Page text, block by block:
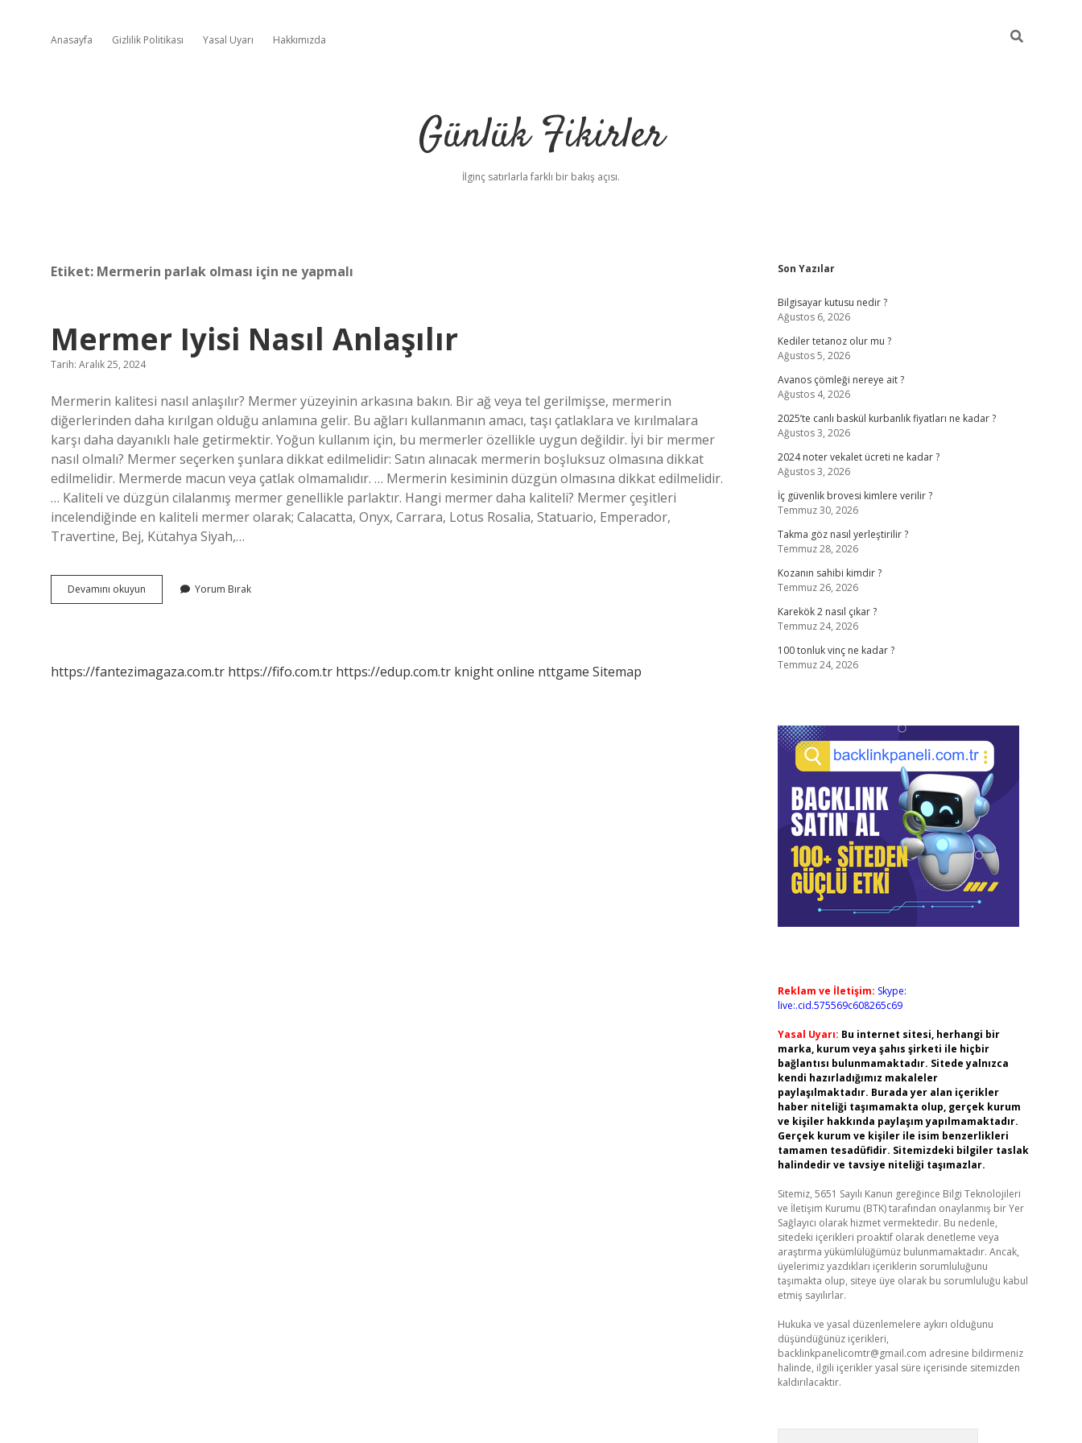
Anasayfa Gizlilik Politikası Yasal Uyarı Hakkımızda
Günlük Fikirler
İlginç satırlarla farklı bir bakış açısı.
Etiket: Mermerin parlak olması için ne yapmalı
Mermer Iyisi Nasıl Anlaşılır
Tarih: Aralık 25, 2024
Mermerin kalitesi nasıl anlaşılır? Mermer yüzeyinin arkasına bakın. Bir ağ veya tel gerilmişse, mermerin
diğerlerinden daha kırılgan olduğu anlamına gelir. Bu ağları kullanmanın amacı, taşı çatlaklara ve kırılmalara
karşı daha dayanıklı hale getirmektir. Yoğun kullanım için, bu mermerler özellikle uygun değildir. İyi bir mermer
nasıl olmalı? Mermer seçerken şunlara dikkat edilmelidir: Satın alınacak mermerin boşluksuz olmasına dikkat
edilmelidir. Mermerde macun veya çatlak olmamalıdır. … Mermerin kesiminin düzgün olmasına dikkat edilmelidir.
… Kaliteli ve düzgün cilalanmış mermer genellikle parlaktır. Hangi mermer daha kaliteli? Mermer çeşitleri
incelendiğinde en kaliteli mermer olarak; Calacatta, Onyx, Carrara, Lotus Rosalia, Statuario, Emperador,
Travertine, Bej, Kütahya Siyah,…
Devamını okuyun Mermer
Iyisi
Yorum Bırak
https://fantezimagaza.com.tr https://fifo.com.tr https://edup.com.tr knight online nttgame Sitemap
Sidebar
Son Yazılar
Bilgisayar kutusu nedir ?
Ağustos 6, 2026
Kediler tetanoz olur mu ?
Ağustos 5, 2026
Avanos çömleği nereye ait ?
Ağustos 4, 2026
2025’te canlı baskül kurbanlık fiyatları ne kadar ?
Ağustos 3, 2026
2024 noter vekalet ücreti ne kadar ?
Ağustos 3, 2026
İç güvenlik brovesi kimlere verilir ?
Temmuz 30, 2026
Takma göz nasıl yerleştirilir ?
Temmuz 28, 2026
Kozanın sahibi kimdir ?
Temmuz 26, 2026
Karekök 2 nasıl çıkar ?
Temmuz 24, 2026
100 tonluk vinç ne kadar ?
Temmuz 24, 2026
Reklam ve İletişim: Skype:
live:.cid.575569c608265c69
Yasal Uyarı: Bu internet sitesi, herhangi bir
marka, kurum veya şahıs şirketi ile hiçbir
bağlantısı bulunmamaktadır. Sitede yalnızca
kendi hazırladığımız makaleler
paylaşılmaktadır. Burada yer alan içerikler
haber niteliği taşımamakta olup, gerçek kurum
ve kişiler hakkında paylaşım yapılmamaktadır.
Gerçek kurum ve kişiler ile isim benzerlikleri
tamamen tesadüfidir. Sitemizdeki bilgiler taslak
halindedir ve tavsiye niteliği taşımazlar.
Sitemiz, 5651 Sayılı Kanun gereğince Bilgi Teknolojileri
ve İletişim Kurumu (BTK) tarafından onaylanmış bir Yer
Sağlayıcı olarak hizmet vermektedir. Bu nedenle,
sitedeki içerikleri proaktif olarak denetleme veya
araştırma yükümlülüğümüz bulunmamaktadır. Ancak,
üyelerimiz yazdıkları içeriklerin sorumluluğunu
taşımakta olup, siteye üye olarak bu sorumluluğu kabul
etmiş sayılırlar.
Hukuka ve yasal düzenlemelere aykırı olduğunu
düşündüğünüz içerikleri,
backlinkpanelicomtr@gmail.com adresine bildirmeniz
halinde, ilgili içerikler yasal süre içerisinde sitemizden
kaldırılacaktır.